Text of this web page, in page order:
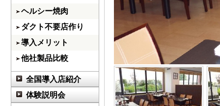
ヘルシー焼肉
ダクト不要店作り
導入メリット
他社製品比較
全国導入店紹介
体験説明会